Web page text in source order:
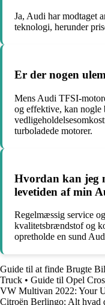
Ja, Audi har modtaget
teknologi, herunder
Er der nogen
Mens Audi TFSI-
og effektive, kan nogle
turboladede motorer.
Hvordan kan jeg
levetiden af min
Regelmæssig service
kvalitetsbrændstof og
opretholde en sund
Guide til at finde Brugte
Truck • Guide til Opel
VW Multivan 2022: Your
Citroën Berlingo: Alt hvad